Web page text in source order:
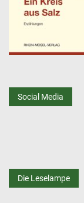
Social Media
Die Leselampe